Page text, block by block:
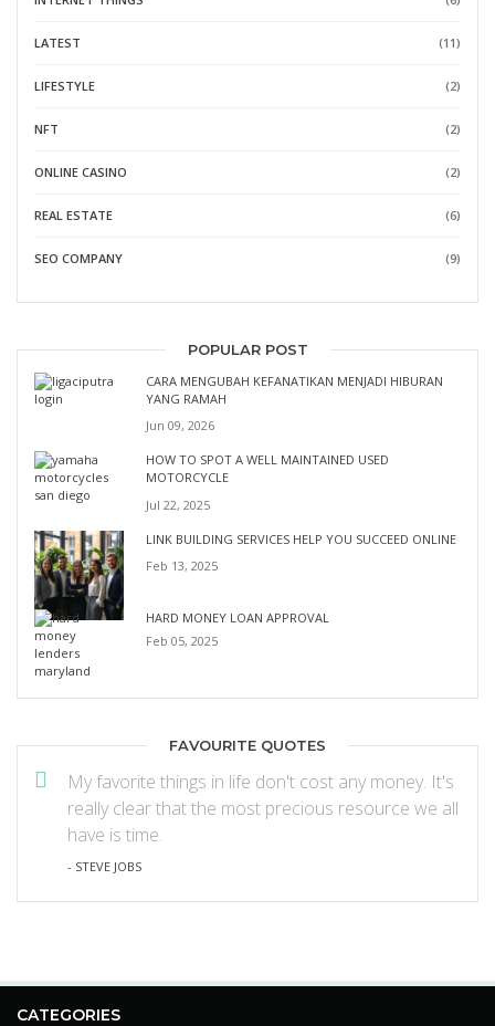
LATEST (11)
LIFESTYLE (2)
NFT (2)
ONLINE CASINO (2)
REAL ESTATE (6)
SEO COMPANY (9)
POPULAR POST
CARA MENGUBAH KEFANATIKAN MENJADI HIBURAN
YANG RAMAH
Jun 09, 2026
HOW TO SPOT A WELL MAINTAINED USED
MOTORCYCLE
Jul 22, 2025
LINK BUILDING SERVICES HELP YOU SUCCEED ONLINE
Feb 13, 2025
HARD MONEY LOAN APPROVAL
Feb 05, 2025
FAVOURITE QUOTES
My favorite things in life don't cost any money. It's
really clear that the most precious resource we all
have is time.
- STEVE JOBS
CATEGORIES